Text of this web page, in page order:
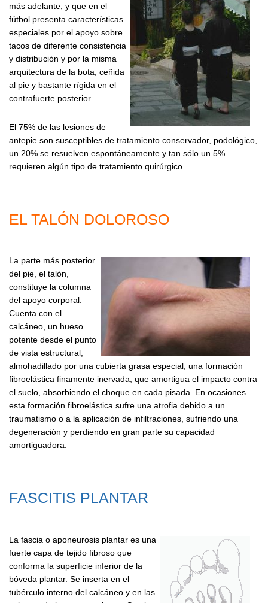
más adelante, y que en el
fútbol presenta características
especiales por el apoyo sobre
tacos de diferente consistencia
y distribución y por la misma
arquitectura de la bota, ceñida
al pie y bastante rígida en el
contrafuerte posterior.
El 75% de las lesiones de
antepie son susceptibles de tratamiento conservador, podológico,
un 20% se resuelven espontáneamente y tan sólo un 5%
requieren algún tipo de tratamiento quirúrgico.
EL TALÓN DOLOROSO
La parte más posterior
del pie, el talón,
constituye la columna
del apoyo corporal.
Cuenta con el
calcáneo, un hueso
potente desde el punto
de vista estructural,
almohadillado por una cubierta grasa especial, una formación
fibroelástica finamente inervada, que amortigua el impacto contra
el suelo, absorbiendo el choque en cada pisada. En ocasiones
esta formación fibroelástica sufre una atrofia debido a un
traumatismo o a la aplicación de infiltraciones, sufriendo una
degeneración y perdiendo en gran parte su capacidad
amortiguadora.
FASCITIS PLANTAR
La fascia o aponeurosis plantar es una
fuerte capa de tejido fibroso que
conforma la superficie inferior de la
bóveda plantar. Se inserta en el
tubérculo interno del calcáneo y en las